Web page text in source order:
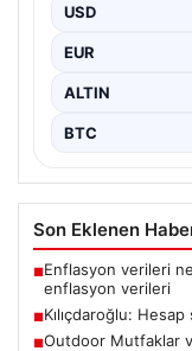
USD
EUR
ALTIN
BTC
Son Eklenen
■Enflasyon verileri
enflasyon verileri
■Kılıçdaroğlu:
■Outdoor Mutfaklar